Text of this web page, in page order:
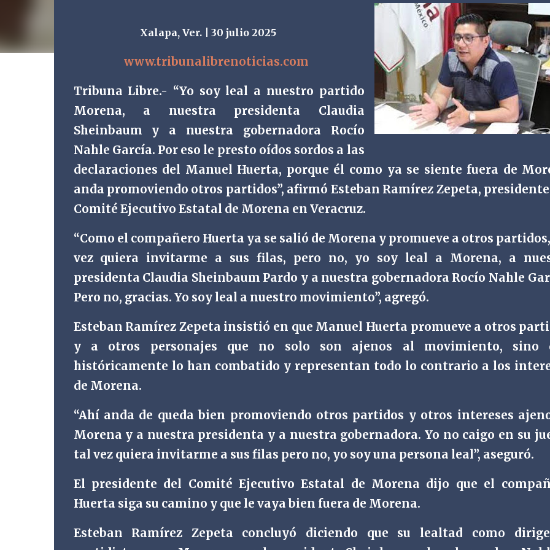
Xalapa, Ver. | 30 julio 2025
www.tribunalibrenoticias.com
Tribuna Libre.- “Yo soy leal a nuestro partido
Morena, a nuestra presidenta Claudia
Sheinbaum y a nuestra gobernadora Rocío
Nahle García. Por eso le presto oídos sordos a las
declaraciones del Manuel Huerta, porque él como ya se siente fuera de
anda promoviendo otros partidos”, afirmó Esteban Ramírez Zepeta,
Comité Ejecutivo Estatal de Morena en Veracruz.
“Como el compañero Huerta ya se salió de Morena y promueve a otros
vez quiera invitarme a sus filas, pero no, yo soy leal a Morena, a
presidenta Claudia Sheinbaum Pardo y a nuestra gobernadora Rocío Nahle
Pero no, gracias. Yo soy leal a nuestro movimiento”, agregó.
Esteban Ramírez Zepeta insistió en que Manuel Huerta promueve a otros
y a otros personajes que no solo son ajenos al movimiento, sino
históricamente lo han combatido y representan todo lo contrario a los
de Morena.
“Ahí anda de queda bien promoviendo otros partidos y otros intereses
Morena y a nuestra presidenta y a nuestra gobernadora. Yo no caigo en su
tal vez quiera invitarme a sus filas pero no, yo soy una persona leal”, aseguró.
El presidente del Comité Ejecutivo Estatal de Morena dijo que el
Huerta siga su camino y que le vaya bien fuera de Morena.
Esteban Ramírez Zepeta concluyó diciendo que su lealtad como